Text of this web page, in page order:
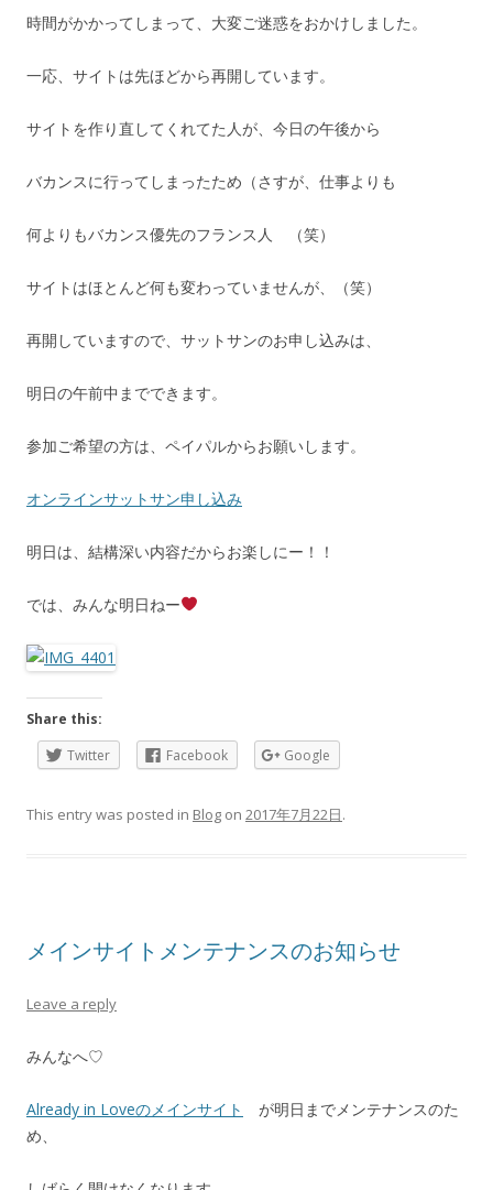
時間がかかってしまって、大変ご迷惑をおかけしました。
一応、サイトは先ほどから再開しています。
サイトを作り直してくれてた人が、今日の午後から
バカンスに行ってしまったため（さすが、仕事よりも
何よりもバカンス優先のフランス人 （笑）
サイトはほとんど何も変わっていませんが、（笑）
再開していますので、サットサンのお申し込みは、
明日の午前中までできます。
参加ご希望の方は、ペイパルからお願いします。
オンラインサットサン申し込み
明日は、結構深い内容だからお楽しにー！！
では、みんな明日ねー
Share this:
Twitter
Facebook Google
This entry was posted in Blog on 2017年7月22日.
メインサイトメンテナンスのお知らせ
Leave a reply
みんなへ♡
Already in Loveのメインサイト
が明日までメンテナンスのた
め、